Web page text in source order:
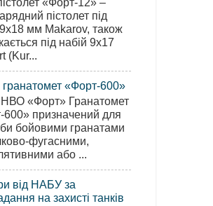
пістолет під
мм Makarov, також
під набій 9х17
(Kur...
«Форт-600»
«Форт» Гранатомет
600» призначений для
бойовими гранатами
фугасними,
або ...
від НАБУ за
на захисті танків